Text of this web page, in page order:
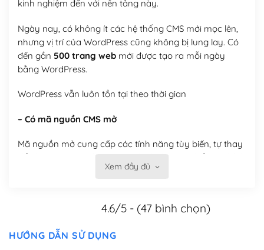
kinh nghiệm đến với nền tảng này.
Ngày nay, có không ít các hệ thống CMS mới mọc lên,
nhưng vị trí của WordPress cũng không bị lung lay. Có
đến gần 500 trang webmới được tạo ra mỗi ngày
bằng WordPress.
WordPress vẫn luôn tồn tại theo thời gian
– Có mã nguồn CMS mở
Mã nguồn mở cung cấp các tính năng tùy biến, tự thay
đổi theme, tự cài plugin, tự quản lý, bạn có thể tùy chỉnh
nó theo ý bạn mà không phải sử dụng dịch vụ tại bất
Việc của bạn là đăng ký một tên miền và hosting để
Xem đầy đủ
4.6/5 - (47 bình chọn)
HƯỚNG DẪN SỬ DỤNG